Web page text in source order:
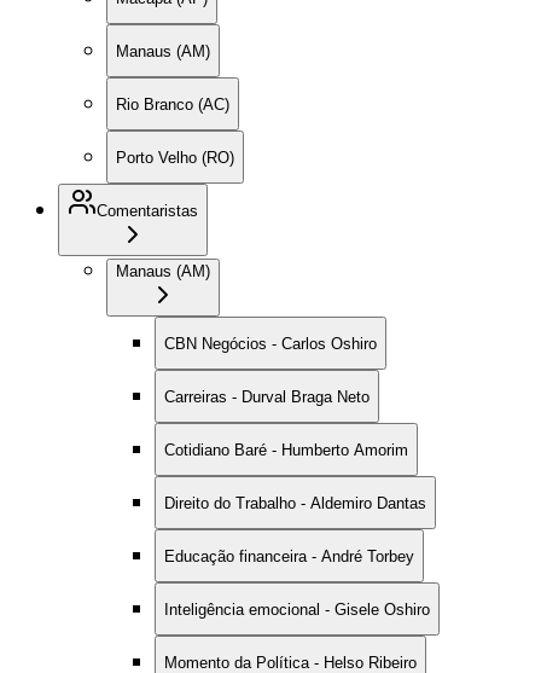
Manaus (AM)
Rio Branco (AC)
Porto Velho (RO)
Comentaristas
Manaus (AM)
CBN Negócios - Carlos Oshiro
Carreiras - Durval Braga Neto
Cotidiano Baré - Humberto Amorim
Direito do Trabalho - Aldemiro Dantas
Educação financeira - André Torbey
Inteligência emocional - Gisele Oshiro
Momento da Política - Helso Ribeiro